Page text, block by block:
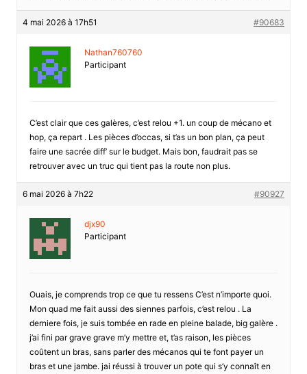
4 mai 2026 à 17h51 #90683
Nathan760760
Participant
C’est clair que ces galères, c’est relou +1. un coup de mécano et
hop, ça repart . Les pièces d’occas, si t’as un bon plan, ça peut
faire une sacrée diff’ sur le budget. Mais bon, faudrait pas se
retrouver avec un truc qui tient pas la route non plus.
6 mai 2026 à 7h22 #90927
djx90
Participant
Ouais, je comprends trop ce que tu ressens C’est n’importe quoi.
Mon quad me fait aussi des siennes parfois, c’est relou . La
derniere fois, je suis tombée en rade en pleine balade, big galère .
j’ai fini par grave grave m’y mettre et, t’as raison, les pièces
coûtent un bras, sans parler des mécanos qui te font payer un
bras et une jambe. jai réussi à trouver un pote qui s’y connaît en